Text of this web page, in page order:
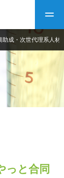
ルブック
究助成
助成・次世代理系人材
っと合同